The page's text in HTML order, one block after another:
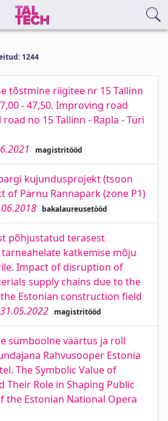
1244
tõstmine riigitee nr 15 Tallinn
- 47,50. Improving road
no 15 Tallinn - Rapla - Türi
magistritööd
kujundusprojekt (tsoon
of Pärnu Rannapark (zone P1)
bakalaureusetööd
põhjustatud terasest
katkemise mõju
Impact of disruption of
supply chains due to the
Estonian construction field
31.05.2022 magistritööd
sümboolne väärtus ja roll
Rahvusooper Estonia
The Symbolic Value of
Their Role in Shaping Public
the Estonian National Opera